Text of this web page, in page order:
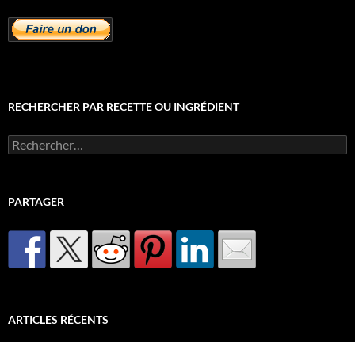
RECHERCHER PAR RECETTE OU INGRÉDIENT
Rechercher :
PARTAGER
ARTICLES RÉCENTS